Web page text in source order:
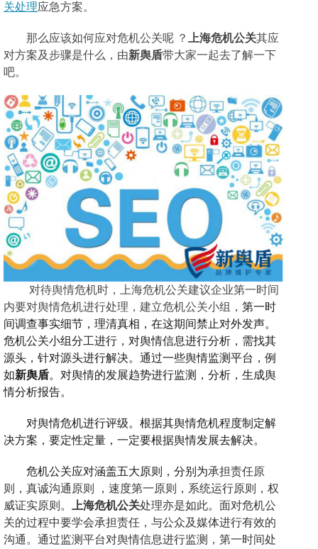
关处理应急方案。
那么应该如何应对危机公关呢 ？ 上海危机公关其应
对方案及步骤是什么，由新舆盾带大家一起去了解一下
吧。
对待舆情危机时，上海危机公关建议企业第一时间
内要对舆情危机进行处理，建立危机公关小组， 第一时
间调查事实细节， 理清真相， 在这期间禁止对外发声。
危机公关小组分工进行，对舆情信息进行分析，需找其
源头，针对源头进行解决。通过一些舆情监测平台，例
如新舆盾。对舆情的发展趋势进行监测，分析，生成舆
情分析报告。
对舆情危机进行评级。根据其舆情危机程度制定解
决方案，要定性定量，一定要根据舆情发展去解决。
危机公关应对涵盖五大原则，分别为承担责任原
则
， 真诚沟通原则 ， 速度第一原则 ， 系统运行原则 ， 权
威证实原则 。 上海危机公关处理亦是如此。面对危机公
关的过程中要学会承担责任，与公众及媒体进行有效的
沟通。通过监测平台对舆情信息进行监测，第一时间处